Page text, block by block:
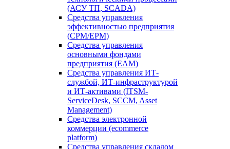
(АСУ ТП, SCADA)
Средства управления
эффективностью предприятия
(CPM/EPM)
Средства управления
основными фондами
предприятия (EAM)
Средства управления ИТ-
службой, ИТ-инфраструктурой
и ИТ-активами (ITSM-
ServiceDesk, SCCM, Asset
Management)
Средства электронной
коммерции (ecommerce
platform)
Средства управления складом